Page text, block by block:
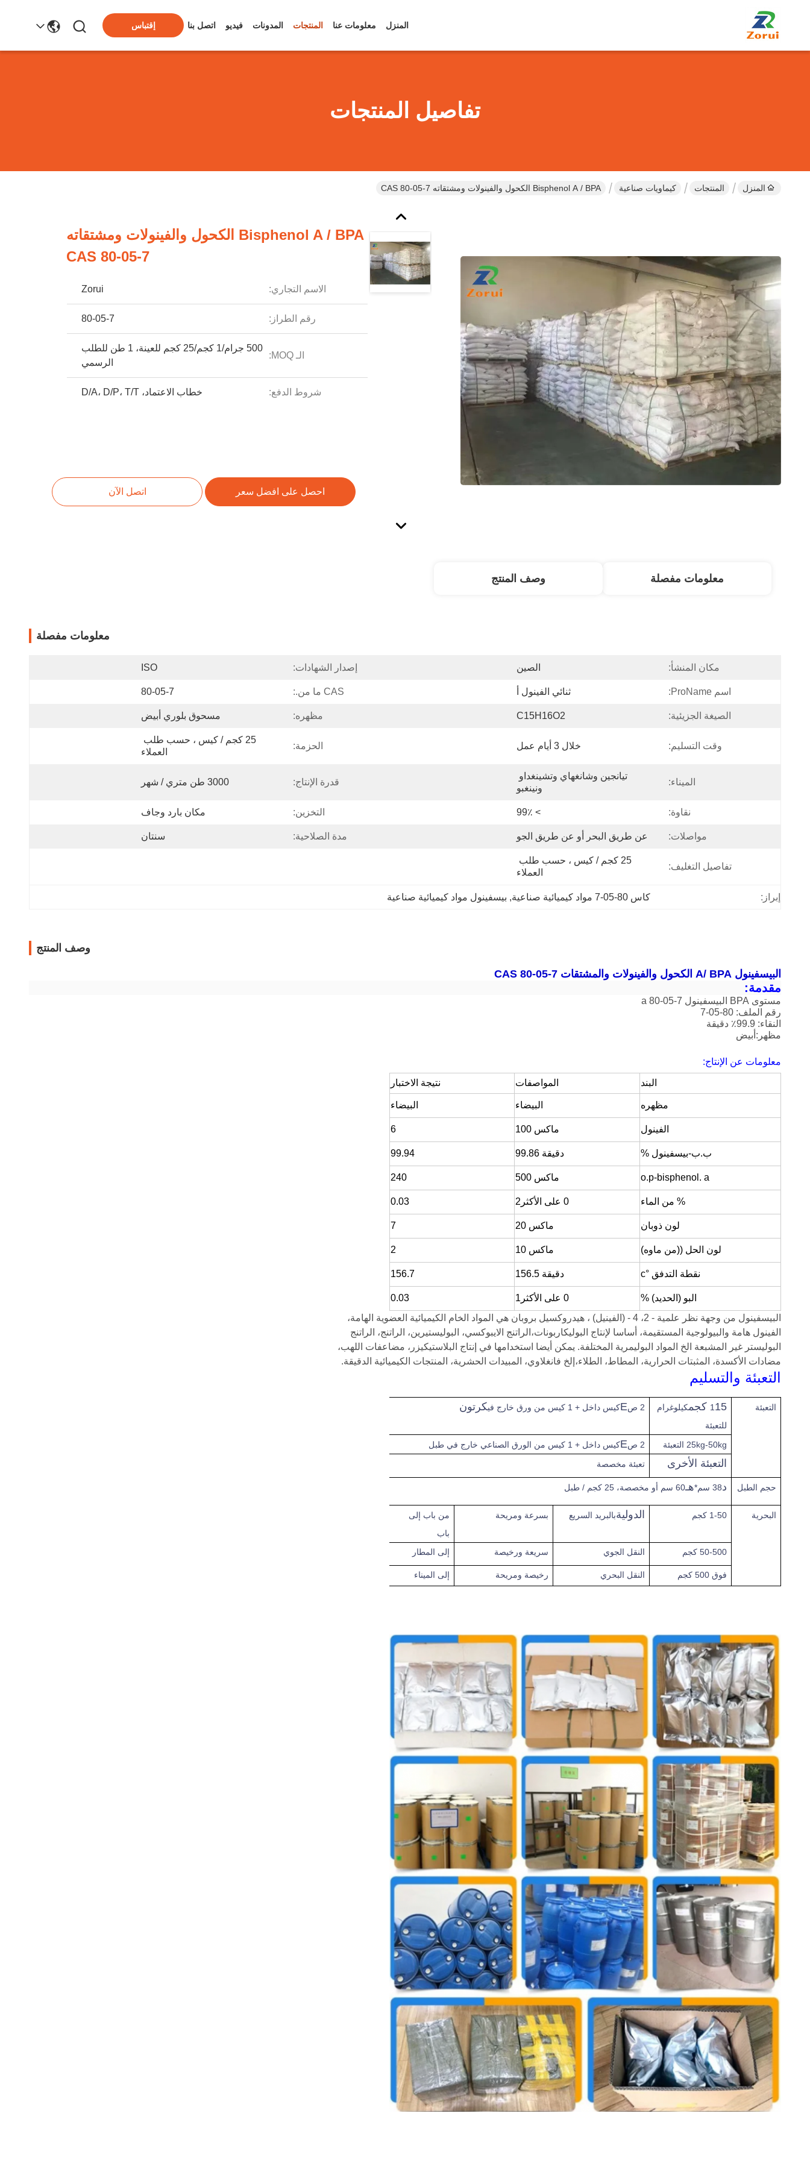
المنزل معلومات عنا المنتجات المدونات فيديو اتصل بنا إقتباس
تفاصيل المنتجات
المنزل المنتجات كيماويات صناعية Bisphenol A / BPA الكحول والفينولات ومشتقاته CAS 80-05-7
Bisphenol A / BPA الكحول والفينولات ومشتقاته
CAS 80-05-7
الاسم التجاري: Zorui
رقم الطراز: 80-05-7
الـ MOQ:
500 جرام/1 كجم/25 كجم للعينة، 1 طن للطلب
الرسمي
شروط الدفع: خطاب الاعتماد، D/A، D/P، T/T
احصل على افضل سعر اتصل الآن
معلومات مفصلة وصف المنتج
معلومات مفصلة
مكان المنشأ: الصين إصدار الشهادات: ISO
اسم ProName: ثنائي الفينول أ CAS ما من.: 80-05-7
الصيغة الجزيئية: C15H16O2 مظهره: مسحوق بلوري أبيض
وقت التسليم: خلال 3 أيام عمل الحزمة:
العملاء
الميناء:
ونينغبو
قدرة الإنتاج: 3000 طن متري / شهر
نقاوة: > 99٪ التخزين: مكان بارد وجاف
مواصلات: عن طريق البحر أو عن طريق الجو مدة الصلاحية: سنتان
تفاصيل التغليف:
العملاء
إبراز: كاس 80-05-7 مواد كيميائية صناعية , بيسفينول مواد كيميائية صناعية
وصف المنتج
البيسفينول A/ BPA الكحول والفينولات والمشتقات CAS 80-05-7
مقدمة:
مستوى BPA البيسفينول a 80-05-7
رقم الملف: 80-05-7
النقاء: 99.9٪ دقيقة
مظهر:أبيض
معلومات عن الإنتاج:
البند المواصفات نتيجة الاختبار
مظهره البيضاء البيضاء
الفينول ماكس 100 6
ب.ب-بيسفينول % دقيقة 99.86 99.94
o.p-bisphenol. a ماكس 500 240
% من الماء 0 على الأكثر2 0.03
لون ذوبان ماكس 20 7
لون الحل ((من ماوه) ماكس 10 2
نقطة التدفق °c دقيقة 156.5 156.7
البو (الحديد) % 0 على الأكثر1
0.03
البيسفينول من وجهة نظر علمية - 2، 4 - (الفينيل) ، هيدروكسيل بروبان هي المواد الخام الكيميائية العضوية الهامة،
الفينول هامة والبيولوجية المستقيمة، أساسا لإنتاج البوليكاربونات،الراتنج الايبوكسي، البوليستيرين، الراتنج، الراتنج
البوليستر غير المشبعة الخ المواد البوليمرية المختلفة. يمكن أيضا استخدامها في إنتاج البلاستيكيزر، مضاعفات اللهب،
مضادات الأكسدة، المثبتات الحرارية، المطاط، الطلاء،إلخ فانغلاوي، المبيدات الحشرية، المنتجات الكيميائية الدقيقة.
التعبئة والتسليم
التعبئة 1 15 كجم
كيلوغرام
للتعبئة
2 ص Eكيس داخل + 1 كيس من ورق خارج في كرتون
25kg-50kg التعبئة 2 ص Eكيس داخل + 1 كيس من الورق الصناعي خارج في طبل
التعبئة الأخرى تعبئة مخصصة
حجم الطبل د38 سم* هـ60 سم أو مخصصة، 25 كجم / طبل
البحرية 1-50 كجم الدوليةبالبريد السريع بسرعة ومريحة
من باب إلى
باب
50-500 كجم
النقل الجوي سريعة ورخيصة إلى المطار
فوق 500 كجم النقل البحري رخيصة ومريحة إلى الميناء